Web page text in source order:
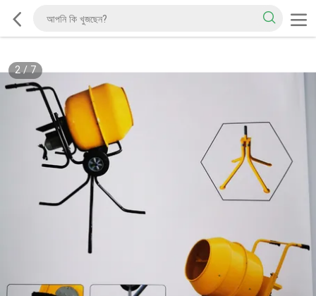
2/7